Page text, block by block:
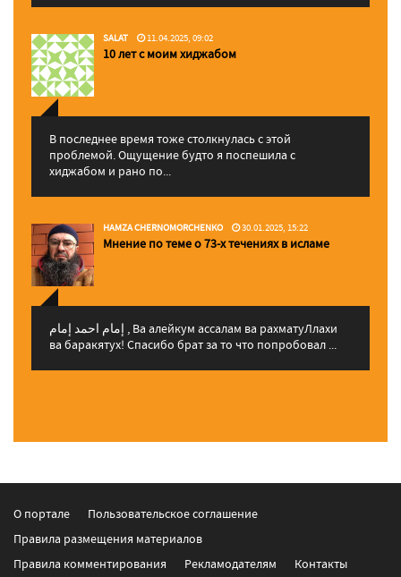
SALAT 11.04.2025, 09:02
10 лет с моим хиджабом
В последнее время тоже столкнулась с этой
проблемой. Ощущение будто я поспешила с
хиджабом и рано по...
HAMZA CHERNOMORCHENKO 30.01.2025, 15:22
Мнение по теме о 73-х течениях в исламе
إمام احمد إمام , Ва алейкум ассалам ва рахматуЛлахи
ва баракятух! Спасибо брат за то что попробовал ...
О портале
Пользовательское соглашение
Правила размещения материалов
Правила комментирования
Рекламодателям Контакты